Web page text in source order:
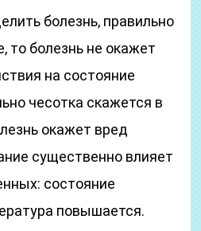
болезнь, правильно
то болезнь не окажет
на состояние
чесотка скажется в
окажет вред
существенно влияет
состояние
повышается.